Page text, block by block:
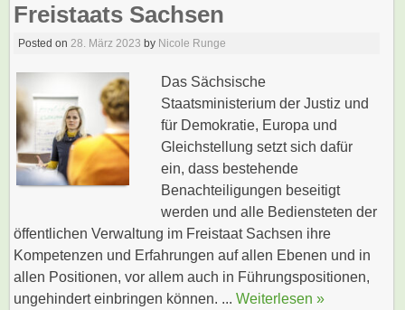
Freistaats Sachsen
Posted on28. März 2023 by Nicole Runge
Das Sächsische
Staatsministerium der Justiz und
für Demokratie, Europa und
Gleichstellung setzt sich dafür
ein, dass bestehende
Benachteiligungen beseitigt
werden und alle Bediensteten der
öffentlichen Verwaltung im Freistaat Sachsen ihre
Kompetenzen und Erfahrungen auf allen Ebenen und in
allen Positionen, vor allem auch in Führungspositionen,
ungehindert einbringen können. ...Weiterlesen »